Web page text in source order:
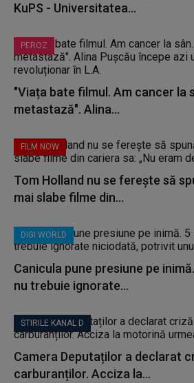
KuPS - Universitatea...
PEROZ
"Viața bate filmul. Am cancer la
metastază". Alina...
FILM NOW
Tom Holland nu se ferește să
mai slabe filme din...
DIGI WORLD
Canicula pune presiune pe
nu trebuie ignorate...
STIRILE KANAL D
Camera Deputaților a declarat
carburanților. Acciza la...